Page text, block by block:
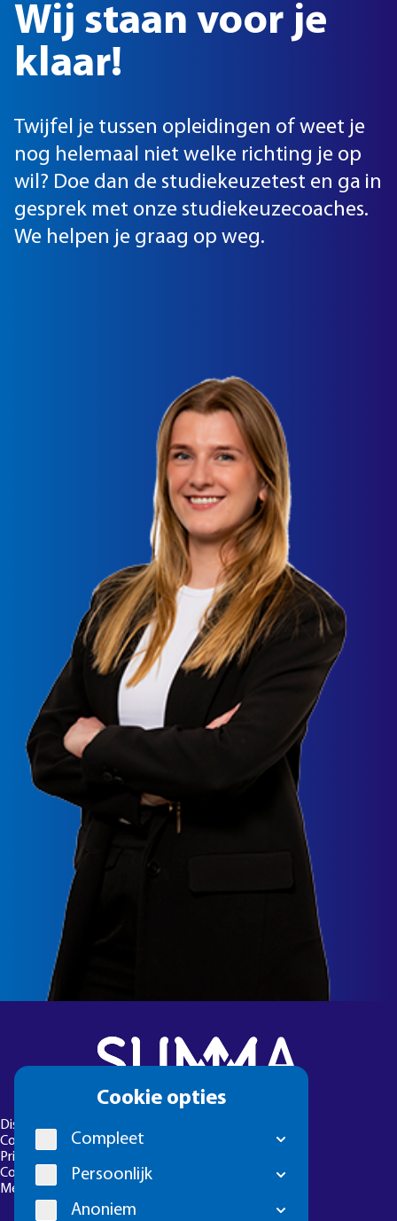
Cookie opties
Compleet
Persoonlijk
Anoniem
Wij staan voor je
klaar!
Twijfel je tussen opleidingen of weet je
nog helemaal niet welke richting je op
wil? Doe dan de studiekeuzetest en ga in
gesprek met onze studiekeuzecoaches.
We helpen je graag op weg.
Disclaimer
Colofon
Privacyverklaring
Cookie-instellingen
Meld een foutje